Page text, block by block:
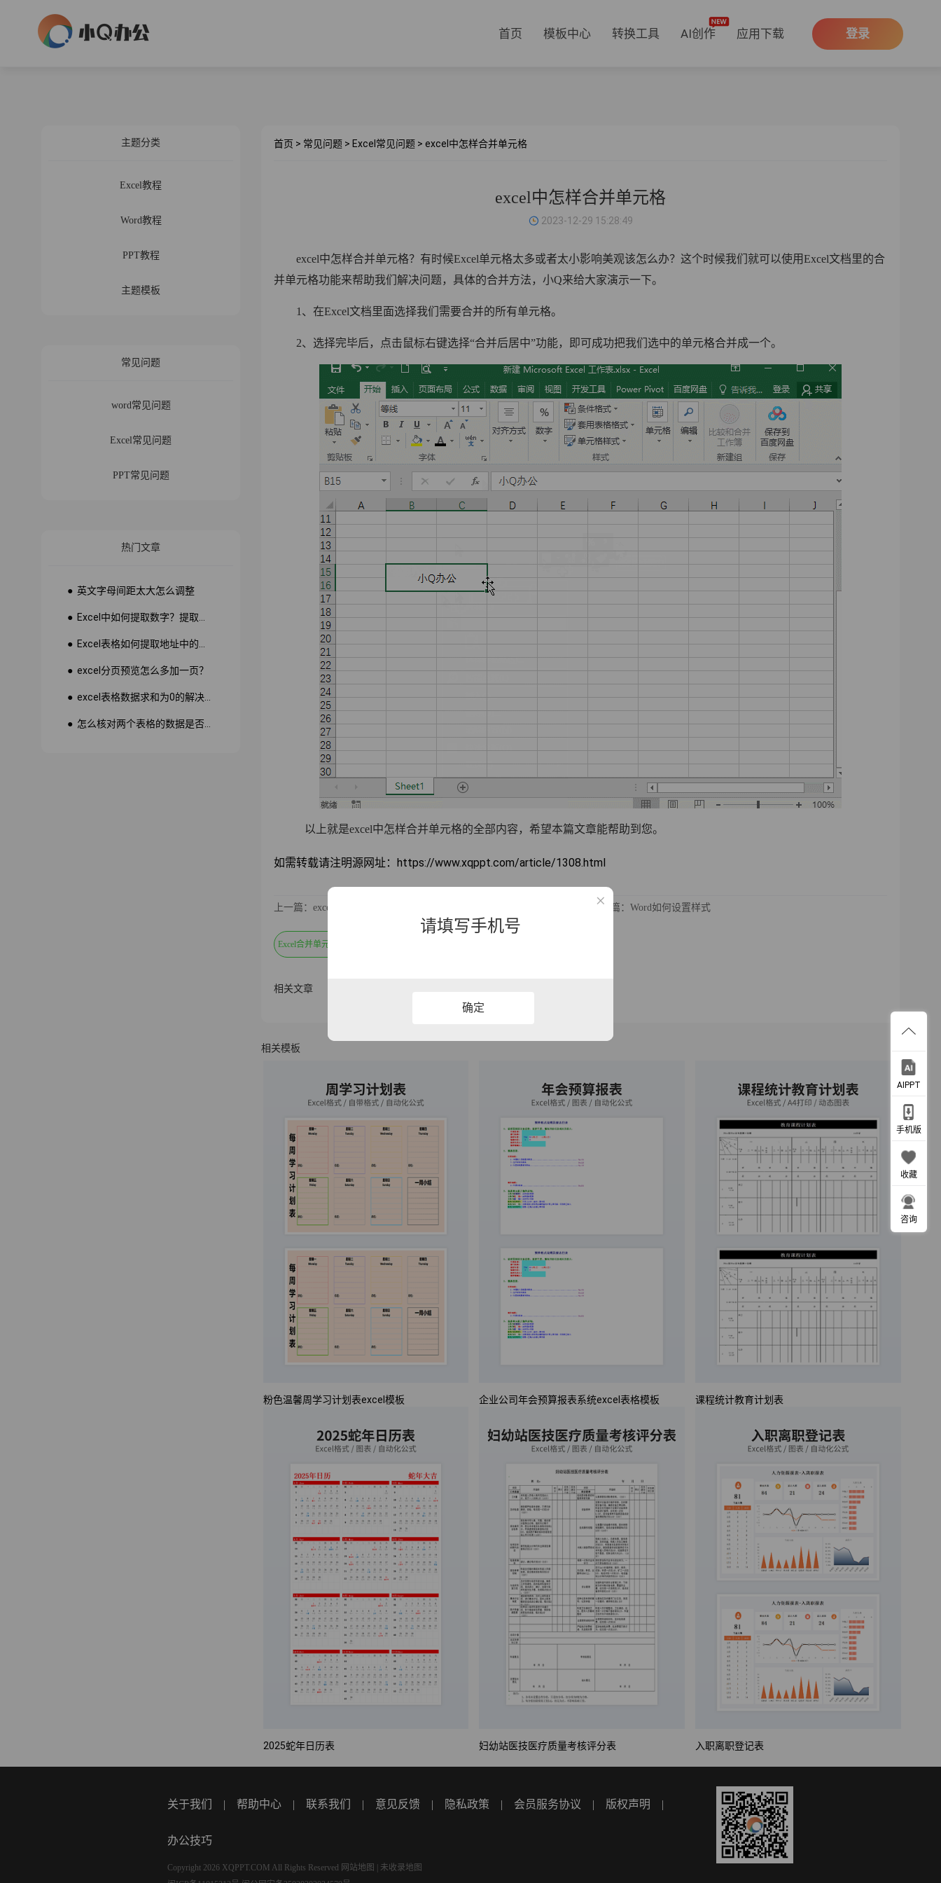
首页 模板中心 转换工具 AI创作 应用下载 登录
主题分类
Excel教程
Word教程
PPT教程
主题模板
常见问题
word常见问题
Excel常见问题
PPT常见问题
热门文章
● 英文字母间距太大怎么调整
● excel分页预览怎么多加一页？
首页 > 常见问题 > Excel常见问题 > excel中怎样合并单元格
excel中怎样合并单元格
2023-12-29 15:28:49
excel中怎样合并单元格？有时候Excel单元格太多或者太小影响美观该怎么办？这个时候我们就可以使用Excel文档里的合
并单元格功能来帮助我们解决问题，具体的合并方法，小Q来给大家演示一下。
1、在Excel文档里面选择我们需要合并的所有单元格。
2、选择完毕后，点击鼠标右键选择“合并后居中”功能，即可成功把我们选中的单元格合并成一个。
以上就是excel中怎样合并单元格的全部内容，希望本篇文章能帮助到您。
如需转载请注明源网址：https://www.xqppt.com/article/1308.html
上一篇：excel如何设置下拉框选项？ 下一篇：Word如何设置样式
Excel合并单元格
相关文章
相关模板
粉色温馨周学习计划表excel模板 企业公司年会预算报表系统excel表格模板 课程统计教育计划表
2025蛇年日历表 妇幼站医技医疗质量考核评分表 入职离职登记表
AIPPT
手机版
收藏
咨询
关于我们 | 帮助中心 | 联系我们 | 意见反馈 | 隐私政策 | 会员服务协议 | 版权声明 |
办公技巧
Copyright 2026 XQPPT.COM All Rights Reserved 网站地图
未收录地图
请填写手机号
确定